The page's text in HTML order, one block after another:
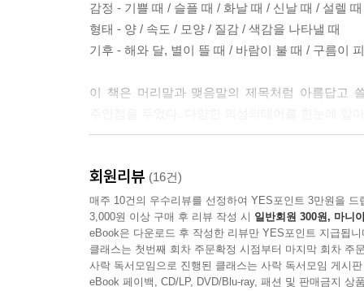
홀랑 · 홀라당, 훌렁 · 훌러덩, 홀딱과 닮은 말로
은 잘 하지 않는다. 훌쩍과 반대로 무언가 대번에
살이 쏙 · 쑥 빠지고 혼이 쏙 · 쑥 빠진다.
의성의태어는 소리와 모양의 겉만을 흉내 내고 시
의성의태어라는 용어를 어렵게 만든 한자, 의(擬)
면 보다 적당하겠다.
---「맺음말 - 아름답고, 쓸모 있기를」중에서
감정 - 기쁠 때 / 슬플 때 / 화날 때 / 신날 때 / 설렐 때
형태 - 양 / 속도 / 모양 / 질감 / 색감을 나타낼 때
기후 - 해와 달, 별이 뜰 때 / 바람이 불 때 / 구름이
이 책은 머리말과 맺음말의 제목처럼 아름답고
재미난 의성의태어를 매개로 우리말의 아름다움과
회원리뷰 (16건)
매주 10건의 우수리뷰를 선정하여 YES포인트 3만원을 드
3,000원 이상 구매 후 리뷰 작성 시 일반회원 300원, 마니
eBook은 다운로드 후 작성한 리뷰만 YES포인트 지급됩니
클래스는 첫번째 회차 주문확정 시점부터 마지막 회차 주
사락 독서모임으로 진행된 클래스는 사락 독서모임 게시
eBook 페이백, CD/LP, DVD/Blu-ray, 패션 및 판매금지 상